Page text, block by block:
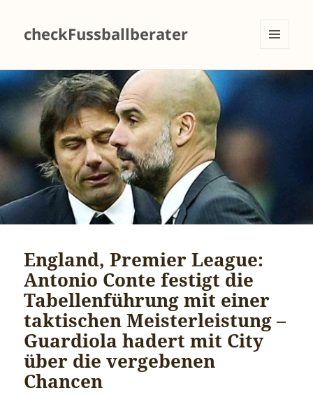
checkFussballberater
UND
WIDGETS
England, Premier League:
Antonio Conte festigt die
Tabellenführung mit einer
taktischen Meisterleistung –
Guardiola hadert mit City
über die vergebenen
Chancen